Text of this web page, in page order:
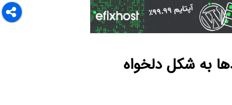
به شکل دلخواه